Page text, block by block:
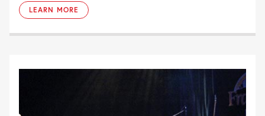
LEARN MORE